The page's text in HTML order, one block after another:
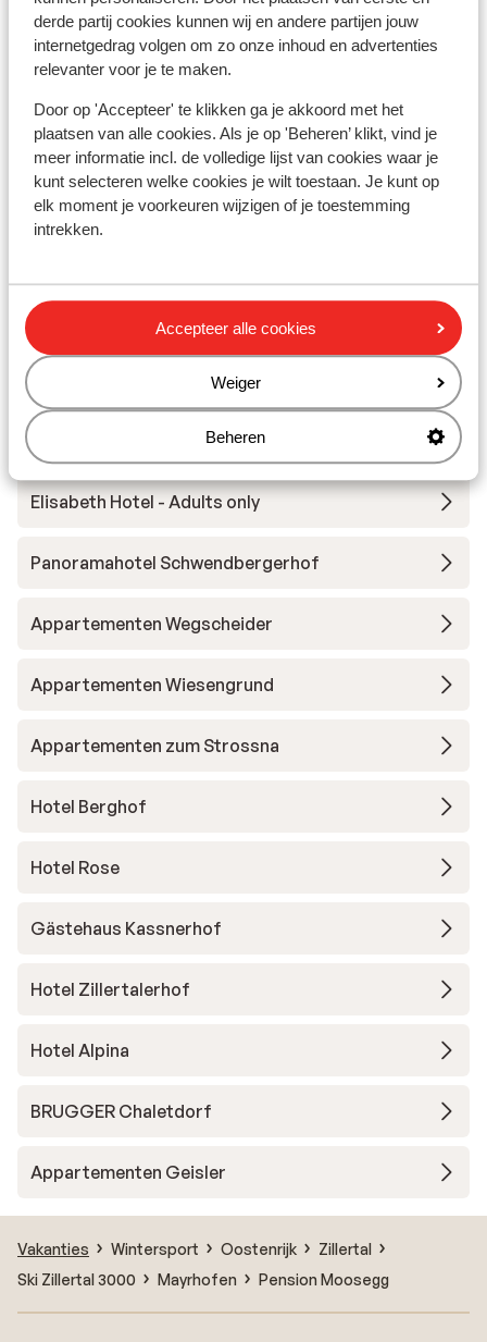
derde partij cookies kunnen wij en andere partijen jouw
internetgedrag volgen om zo onze inhoud en advertenties
relevanter voor je te maken.
Door op 'Accepteer' te klikken ga je akkoord met het
plaatsen van alle cookies. Als je op 'Beheren’ klikt, vind je
meer informatie incl. de volledige lijst van cookies waar je
kunt selecteren welke cookies je wilt toestaan. Je kunt op
elk moment je voorkeuren wijzigen of je toestemming
intrekken.
Accepteer alle cookies
Weiger
Beheren
Skipas
Skimateriaal
Andere accommodaties in Ski Zillertal
BRUGGER Aparthotel
Hotel & Gasthof Perauer
Elisabeth Hotel - Adults only
Panoramahotel Schwendbergerhof
Appartementen Wegscheider
Appartementen Wiesengrund
Appartementen zum Strossna
Hotel Berghof
Hotel Rose
Gästehaus Kassnerhof
Hotel Zillertalerhof
Hotel Alpina
BRUGGER Chaletdorf
Appartementen Geisler
Vakanties Wintersport Oostenrijk
Zillertal
Ski Zillertal 3000
Mayrhofen Pension Moosegg